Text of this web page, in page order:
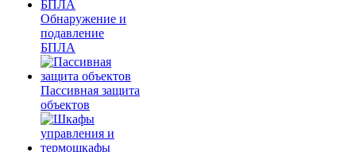
Обнаружение и
подавление
БПЛА
Пассивная защита
объектов